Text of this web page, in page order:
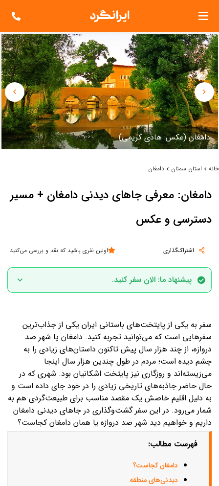
دامغان (عکس: هادي کريمي)
خانه استان سمنان دامغان
دامغان: معرفی جاهای دیدنی دامغان + مسیر
دسترسی و عکس
اشتراک‌گذاری اولین نفری باشید که نقد و بررسی می‌کنید
سفر به یکی از پایتخت‌های باستانی ایران یکی از جذاب‌ترین
سفرهایی است که می‌توانید تجربه کنید. دامغان یا شهر صد
دروازه، از چند هزار سال پیش تاکنون داستان‌های زیادی را به
چشم دیده است؛ مردم در طول چندین هزار سال اینجا
می‌زیسته‌اند و روزگاری نیز پایتخت اشکانیان بود. شهری که در
حال حاضر جاذبه‌های تاریخی زیادی را در خود جای داده است و
به ‌دلیل اقلیم خاصش یک مقصد مناسب برای طبیعت‌گردی هم به
‌شمار می‌رود. در این سفر گشت‌وگذاری در جاهای دیدنی‌ دامغان
داریم و خواهیم دید شهر صد دروازه یا همان دامغان کجاست؟
فهرست مطالب:
دامغان کجاست؟
دیدنی‌های منطقه
پیشنهاد ما: الان سفر کنید.
تیر، مرداد، شهریور، مهر و آبان زمان مناسبی برای سفر به این منطقه
می‌باشد.